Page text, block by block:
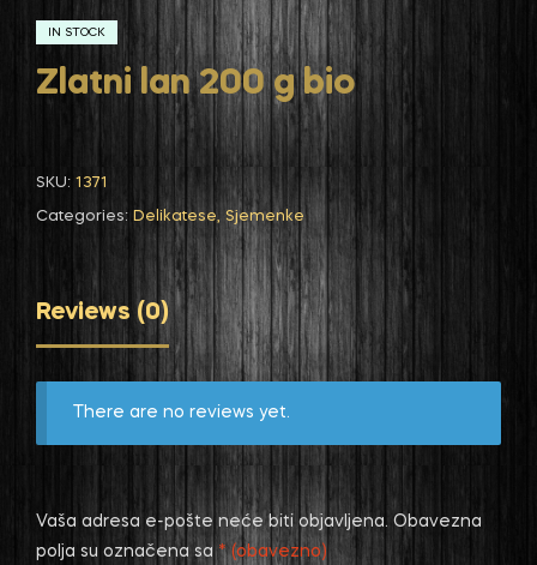
IN STOCK
Zlatni lan 200 g bio
SKU: 1371
Categories: Delikatese, Sjemenke
Reviews (0)
There are no reviews yet.
Vaša adresa e-pošte neće biti objavljena. Obavezna
polja su označena sa* (obavezno)